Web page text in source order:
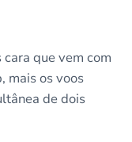
que vem com
mais os voos
de dois